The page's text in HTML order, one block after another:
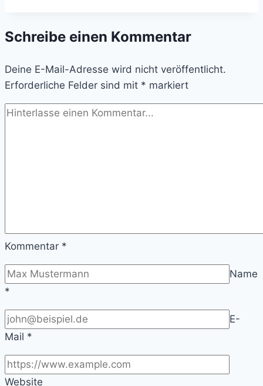
Effekte
Die
versteckten
Spielmechaniken
der
Schreibe einen Kommentar
Deine E-Mail-Adresse wird nicht veröffentlicht.
Erforderliche Felder sind mit * markiert
Kommentar *
Name
*
E-
Mail *
Website